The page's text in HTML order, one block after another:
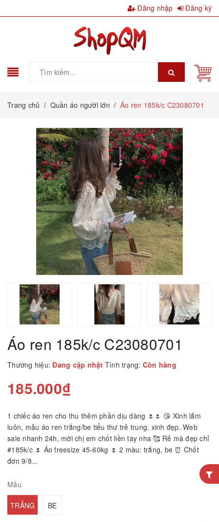
Đăng nhập Đăng ký
Trang chủ / Quần áo người lớn / Áo ren 185k/c C23080701
Áo ren 185k/c C23080701
Thương hiệu: Đang cập nhật Tình trạng: Còn hàng
185.000₫
1 chiếc áo ren cho thu thêm phần dịu dàng 🌷🌷 😘 Xinh lắm
luôn, mẫu áo ren trắng/be tiểu thư trẻ trung, xinh đẹp. Web
sale nhanh 24h, mời chị em chốt liền tay nha 🥰 Rẻ mà đẹp chỉ
#185k/c 🌷 Áo freesize 45-60kg 🌷 2 màu: trắng, be ⏰ Chốt
đơn 9/8...
Mẫu
TRẮNG BE